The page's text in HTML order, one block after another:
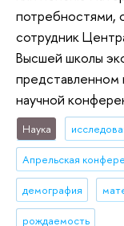
потребностями,
сотрудник
Высшей школы
представленном
научной
Наука
Апрельская
демография
рождаемость